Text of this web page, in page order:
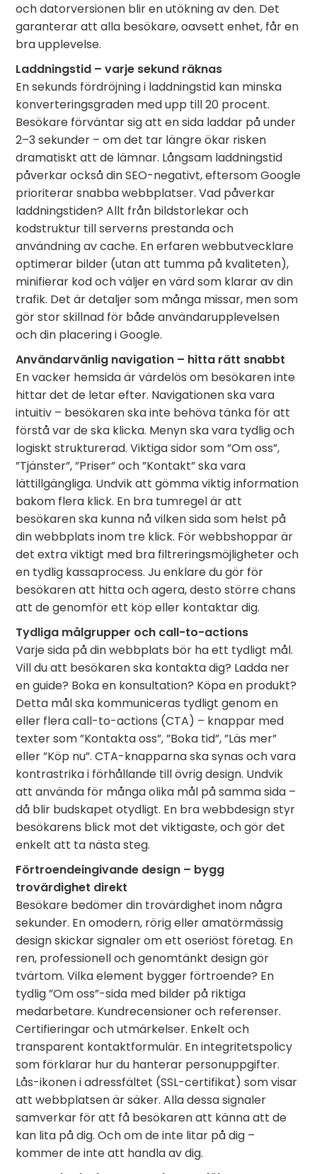
och datorversionen blir en utökning av den. Det
garanterar att alla besökare, oavsett enhet, får en
bra upplevelse.
Laddningstid – varje sekund räknas
En sekunds fördröjning i laddningstid kan minska
konverteringsgraden med upp till 20 procent.
Besökare förväntar sig att en sida laddar på under
2–3 sekunder – om det tar längre ökar risken
dramatiskt att de lämnar. Långsam laddningstid
påverkar också din SEO-negativt, eftersom Google
prioriterar snabba webbplatser. Vad påverkar
laddningstiden? Allt från bildstorlekar och
kodstruktur till serverns prestanda och
användning av cache. En erfaren webbutvecklare
optimerar bilder (utan att tumma på kvaliteten),
minifierar kod och väljer en värd som klarar av din
trafik. Det är detaljer som många missar, men som
gör stor skillnad för både användarupplevelsen
och din placering i Google.
Användarvänlig navigation – hitta rätt snabbt
En vacker hemsida är värdelös om besökaren inte
hittar det de letar efter. Navigationen ska vara
intuitiv – besökaren ska inte behöva tänka för att
förstå var de ska klicka. Menyn ska vara tydlig och
logiskt strukturerad. Viktiga sidor som ”Om oss”,
”Tjänster”, ”Priser” och ”Kontakt” ska vara
lättillgängliga. Undvik att gömma viktig information
bakom flera klick. En bra tumregel är att
besökaren ska kunna nå vilken sida som helst på
din webbplats inom tre klick. För webbshoppar är
det extra viktigt med bra filtreringsmöjligheter och
en tydlig kassaprocess. Ju enklare du gör för
besökaren att hitta och agera, desto större chans
att de genomför ett köp eller kontaktar dig.
Tydliga målgrupper och call-to-actions
Varje sida på din webbplats bör ha ett tydligt mål.
Vill du att besökaren ska kontakta dig? Ladda ner
en guide? Boka en konsultation? Köpa en produkt?
Detta mål ska kommuniceras tydligt genom en
eller flera call-to-actions (CTA) – knappar med
texter som ”Kontakta oss”, ”Boka tid”, ”Läs mer”
eller ”Köp nu”. CTA-knapparna ska synas och vara
kontrastrika i förhållande till övrig design. Undvik
att använda för många olika mål på samma sida –
då blir budskapet otydligt. En bra webbdesign styr
besökarens blick mot det viktigaste, och gör det
enkelt att ta nästa steg.
Förtroendeingivande design – bygg
trovärdighet direkt
Besökare bedömer din trovärdighet inom några
sekunder. En omodern, rörig eller amatörmässig
design skickar signaler om ett oseriöst företag. En
ren, professionell och genomtänkt design gör
tvärtom. Vilka element bygger förtroende? En
tydlig ”Om oss”-sida med bilder på riktiga
medarbetare. Kundrecensioner och referenser.
Certifieringar och utmärkelser. Enkelt och
transparent kontaktformulär. En integritetspolicy
som förklarar hur du hanterar personuppgifter.
Lås-ikonen i adressfältet (SSL-certifikat) som visar
att webbplatsen är säker. Alla dessa signaler
samverkar för att få besökaren att känna att de
kan lita på dig. Och om de inte litar på dig –
kommer de inte att handla av dig.